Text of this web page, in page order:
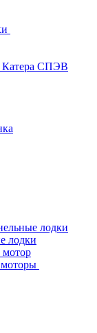
Катера СПЭВ
лодки
лодки